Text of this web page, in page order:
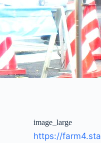
image_large
https://